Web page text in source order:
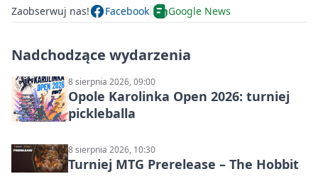
Zaobserwuj nas! Facebook Google News
Nadchodzące wydarzenia
8 sierpnia 2026, 09:00
Opole Karolinka Open 2026: turniej
pickleballa
8 sierpnia 2026, 10:30
Turniej MTG Prerelease – The Hobbit